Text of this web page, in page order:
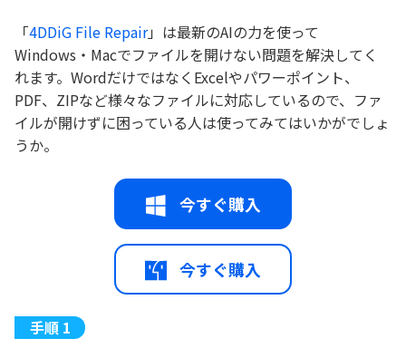
「4DDiG File Repair」は最新のAIの力を使って
Windows・Macでファイルを開けない問題を解決してく
れます。WordだけではなくExcelやパワーポイント、
PDF、ZIPなど様々なファイルに対応しているので、ファ
イルが開けずに困っている人は使ってみてはいかがでしょ
うか。
今すぐ購入
今すぐ購入